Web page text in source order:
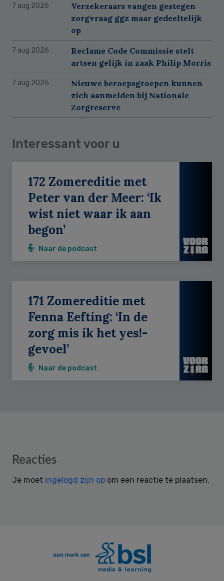
7 aug 2026
Verzekeraars vangen gestegen
zorgvraag ggz maar gedeeltelijk
op
7 aug 2026
Reclame Code Commissie stelt
artsen gelijk in zaak Philip Morris
7 aug 2026
Nieuwe beroepsgroepen kunnen
zich aanmelden bij Nationale
Zorgreserve
Interessant voor u
172 Zomereditie met
Peter van der Meer: ‘Ik
wist niet waar ik aan
begon’
Naar de podcast
171 Zomereditie met
Fenna Eefting: ‘In de
zorg mis ik het yes!-
gevoel’
Naar de podcast
Reader
Reacties
Je moet ingelogd zijn op om een reactie te plaatsen.